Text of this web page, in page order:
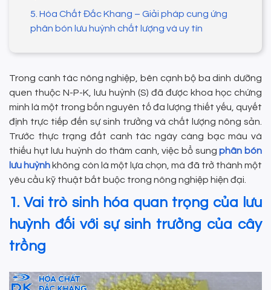
5. Hóa Chất Đắc Khang – Giải pháp cung ứng
phân bón lưu huỳnh chất lượng và uy tín
Trong canh tác nông nghiệp, bên cạnh bộ ba dinh dưỡng
quen thuộc N-P-K, lưu huỳnh (S) đã được khoa học chứng
minh là một trong bốn nguyên tố đa lượng thiết yếu, quyết
định trực tiếp đến sự sinh trưởng và chất lượng nông sản.
Trước thực trạng đất canh tác ngày càng bạc màu và
thiếu hụt lưu huỳnh do thâm canh, việc bổ sungphân bón
lưu huỳnh không còn là một lựa chọn, mà đã trở thành một
yêu cầu kỹ thuật bắt buộc trong nông nghiệp hiện đại.
1. Vai trò sinh hóa quan trọng của lưu
huỳnh đối với sự sinh trưởng của cây
trồng